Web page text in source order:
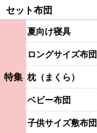
セット布団
特集
夏向け寝具
ロングサイズ布団
枕（まくら）
ベビー布団
子供サイズ敷布団